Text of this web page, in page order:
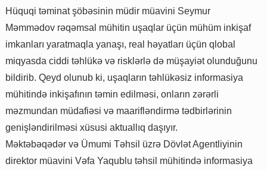
Hüquqi təminat şöbəsinin müdir müavini Seymur
Məmmədov rəqəmsal mühitin uşaqlar üçün mühüm inkişaf
imkanları yaratmaqla yanaşı, real həyatları üçün qlobal
miqyasda ciddi təhlükə və risklərlə də müşayiət olunduğunu
bildirib. Qeyd olunub ki, uşaqların təhlükəsiz informasiya
mühitində inkişafının təmin edilməsi, onların zərərli
məzmundan müdafiəsi və maarifləndirmə tədbirlərinin
genişləndirilməsi xüsusi aktuallıq daşıyır.
Məktəbəqədər və Ümumi Təhsil üzrə Dövlət Agentliyinin
direktor müavini Vəfa Yaqublu təhsil mühitində informasiya